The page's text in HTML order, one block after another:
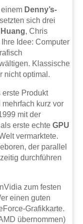
Denny’s-
sich drei
, Chris
Idee: Computer
Klassische
nicht optimal.
erste Produkt
kurz vor
mit der
erste echteGPU
vermarktete.
der parallel
durchführen
zum festen
einen guten
Grafikkarte.
übernommen)